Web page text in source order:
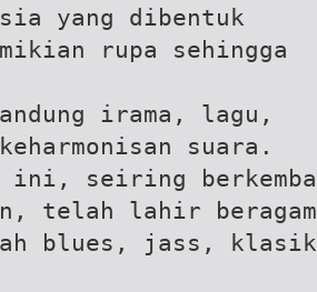
yang dibentuk
rupa sehingga
irama, lagu,
suara.
ini, seiring
telah lahir
blues, jass,